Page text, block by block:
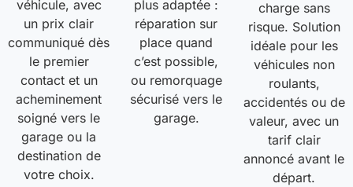
véhicule, avec
un prix clair
communiqué dès
le premier
contact et un
acheminement
soigné vers le
garage ou la
destination de
votre choix.
plus adaptée :
réparation sur
place quand
c’est possible,
ou remorquage
sécurisé vers le
garage.
charge sans
risque. Solution
idéale pour les
véhicules non
roulants,
accidentés ou de
valeur, avec un
tarif clair
annoncé avant le
départ.